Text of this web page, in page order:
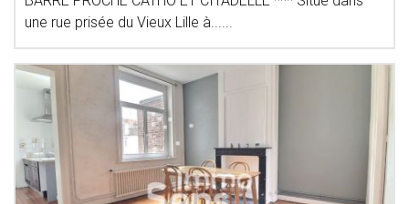
une rue prisée du Vieux Lille à......